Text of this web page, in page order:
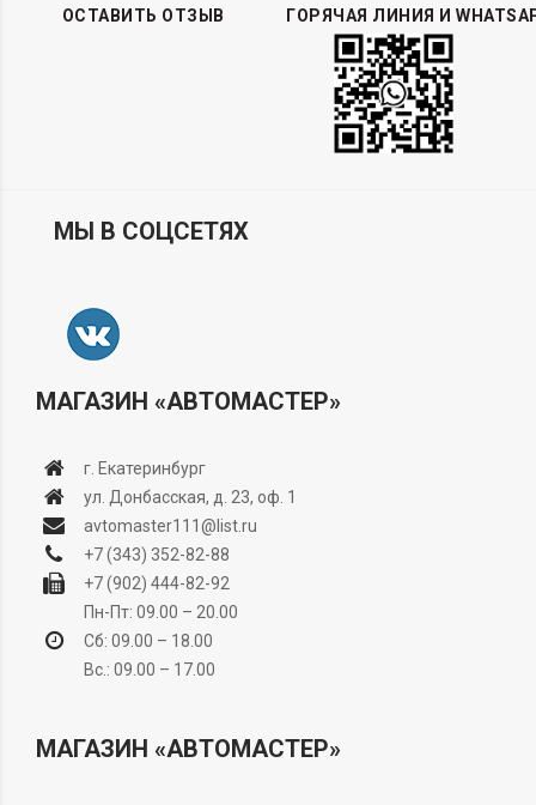
ОСТАВИТЬ ОТЗЫВ ГОРЯЧАЯ ЛИНИЯ И
МЫ В СОЦСЕТЯХ
МАГАЗИН «АВТОМАСТЕР»
г. Екатеринбург
ул. Донбасская, д. 23, оф. 1
avtomaster111@list.ru
+7 (343) 352-82-88
+7 (902) 444-82-92
Пн-Пт: 09.00 – 20.00
Сб: 09.00 – 18.00
Вс.: 09.00 – 17.00
МАГАЗИН «АВТОМАСТЕР»